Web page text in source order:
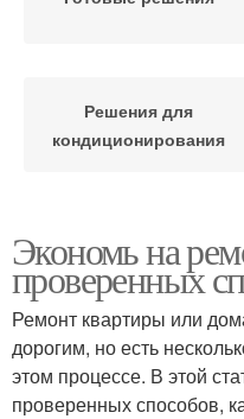
Решения для
кондиционирования
электроснабжения
Экономь на
проверенных
Ремонт квартиры или
дорогим, но есть
этом процессе. В этой
проверенных способов,